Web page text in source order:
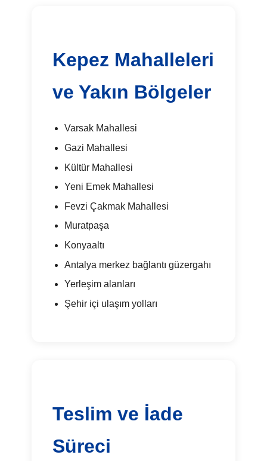
Kepez Mahalleleri
ve Yakın Bölgeler
Varsak Mahallesi
Gazi Mahallesi
Kültür Mahallesi
Yeni Emek Mahallesi
Fevzi Çakmak Mahallesi
Muratpaşa
Konyaaltı
Antalya merkez bağlantı güzergahı
Yerleşim alanları
Şehir içi ulaşım yolları
Teslim ve İade
Süreci